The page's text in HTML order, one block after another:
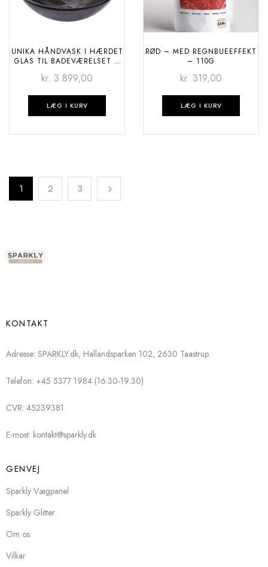
UNIKA HÅNDVASK I HÆRDET
GLAS TIL BADEVÆRELSET –
kr. 3.899,00
LÆG I KURV
RØD – MED REGNBUEEFFEKT
– 110G
kr. 319,00
LÆG I KURV
1 2 3
KONTAKT
Adresse: SPARKLY.dk, Hallandsparken 102, 2630 Taastrup
Telefon: +45 5377 1984 (16:30-19:30)
CVR: 45239381
E-most: kontakt@sparkly.dk
GENVEJ
Sparkly Vægpanel
Sparkly Glitter
Om os
Vilkar